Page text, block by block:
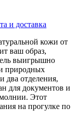
и доставка
кожи от
ваш образ,
выигрышно
природных
два отделения,
для документов и
Этот
на прогулке по